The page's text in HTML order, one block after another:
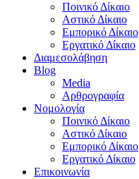
Ποινικό Δίκαιο
Αστικό Δίκαιο
Εμπορικό Δίκαιο
Εργατικό Δίκαιο
Διαμεσολάβηση
Blog
Media
Αρθρογραφία
Νομολογία
Ποινικό Δίκαιο
Αστικό Δίκαιο
Εμπορικό Δίκαιο
Εργατικό Δίκαιο
Επικοινωνία